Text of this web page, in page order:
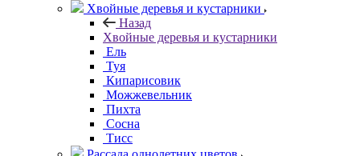
Хвойные деревья и кустарники
Назад
Хвойные деревья и кустарники
Ель
Туя
Кипарисовик
Можжевельник
Пихта
Сосна
Тисc